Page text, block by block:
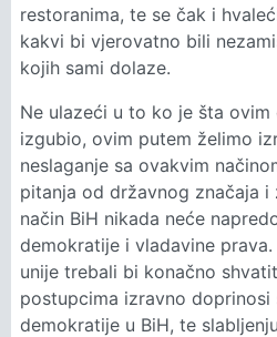
restoranima, te se čak i
kakvi bi vjerovatno bili
kojih sami dolaze.
Ne ulazeći u to ko je šta
izgubio, ovim putem želimo
neslaganje sa ovakvim
pitanja od državnog značaja
način BiH nikada neće
demokratije i vladavine
unije trebali bi konačno
postupcima izravno doprinosi
demokratije u BiH, te